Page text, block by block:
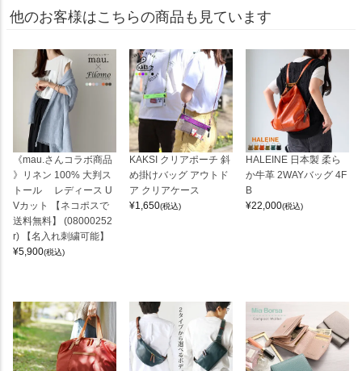
他のお客様はこちらの商品も見ています
《mau.さんコラボ商品
》リネン 100% 大判ス
トール レディース U
Vカット 【ネコポスで
送料無料】 (08000252
r) 【名入れ刺繍可能】
¥5,900(税込)
KAKSI クリアポーチ 斜
め掛けバッグ アウトド
ア クリアケース
¥1,650(税込)
HALEINE 日本製 柔ら
か牛革 2WAYバッグ 4F
B
¥22,000(税込)